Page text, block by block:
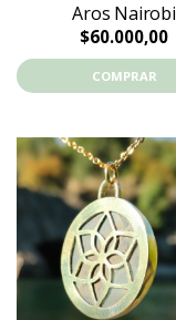
Aros Nairobi
$60.000,00
COMPRAR